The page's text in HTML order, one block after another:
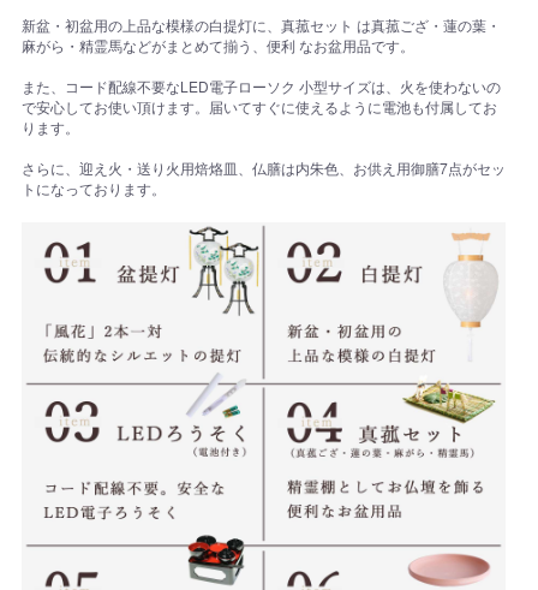
新盆・初盆用の上品な模様の白提灯に、真菰セット は真菰ござ・蓮の葉・
麻がら・精霊馬などがまとめて揃う、便利 なお盆用品です。
また、コード配線不要なLED電子ローソク 小型サイズは、火を使わないの
で安心してお使い頂けます。届いてすぐに使えるように電池も付属してお
ります。
さらに、迎え火・送り火用焙烙皿、仏膳は内朱色、お供え用御膳7点がセッ
トになっております。